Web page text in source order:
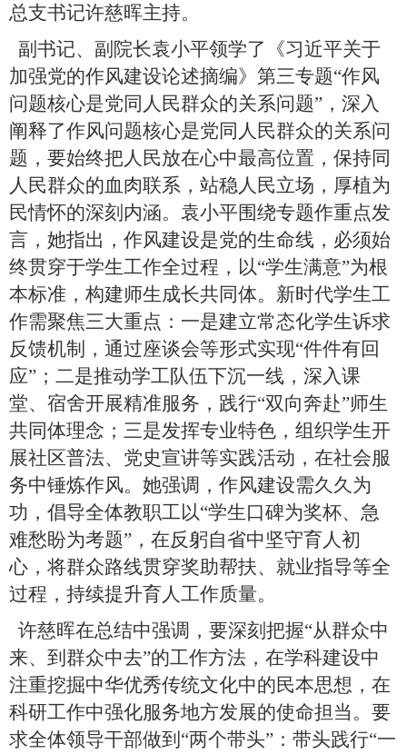
总支书记许慈晖主持。
副书记、副院长袁小平领学了《习近平关于
加强党的作风建设论述摘编》第三专题“作风
问题核心是党同人民群众的关系问题”，深入
阐释了作风问题核心是党同人民群众的关系问
题，要始终把人民放在心中最高位置，保持同
人民群众的血肉联系，站稳人民立场，厚植为
民情怀的深刻内涵。袁小平围绕专题作重点发
言，她指出，作风建设是党的生命线，必须始
终贯穿于学生工作全过程，以“学生满意”为根
本标准，构建师生成长共同体。新时代学生工
作需聚焦三大重点：一是建立常态化学生诉求
反馈机制，通过座谈会等形式实现“件件有回
应”；二是推动学工队伍下沉一线，深入课
堂、宿舍开展精准服务，践行“双向奔赴”师生
共同体理念；三是发挥专业特色，组织学生开
展社区普法、党史宣讲等实践活动，在社会服
务中锤炼作风。她强调，作风建设需久久为
功，倡导全体教职工以“学生口碑为奖杯、急
难愁盼为考题”，在反躬自省中坚守育人初
心，将群众路线贯穿奖助帮扶、就业指导等全
过程，持续提升育人工作质量。
许慈晖在总结中强调，要深刻把握“从群众中
来、到群众中去”的工作方法，在学科建设中
注重挖掘中华优秀传统文化中的民本思想，在
科研工作中强化服务地方发展的使命担当。要
求全体领导干部做到“两个带头”：带头践行“一